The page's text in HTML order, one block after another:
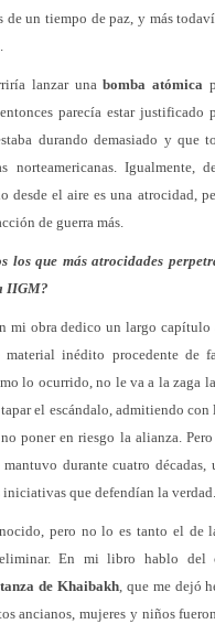
de un tiempo de paz, y más
lanzar unabomba atómica
parecía estar justificado
durando demasiado y que
norteamericanas. Igualmente,
desde el aire es una atrocidad,
de guerra más.
los que más atrocidades
IIGM?
mi obra dedico un largo capítulo
material inédito procedente de
lo ocurrido, no le va a la zaga
el escándalo, admitiendo con
poner en riesgo la alianza.
durante cuatro
iniciativas que defendían la verdad.
pero no lo es tanto el de
En mi libro hablo del
de Khaibakh, que me dejó
ancianos, mujeres y niños